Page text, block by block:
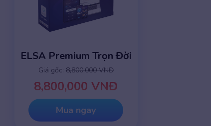
ELSA Premium Trọn Đời
Giá gốc: 8,800,000 VNĐ
8,800,000 VNĐ
Mua ngay